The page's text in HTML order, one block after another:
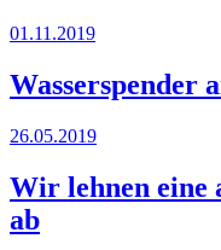
01.11.2019
Wasserspender
26.05.2019
Wir lehnen eine
ab